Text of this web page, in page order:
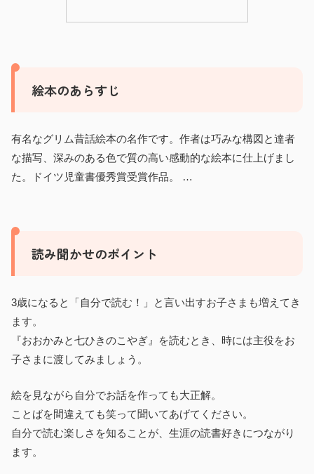
絵本のあらすじ
有名なグリム昔話絵本の名作です。作者は巧みな構図と達者
な描写、深みのある色で質の高い感動的な絵本に仕上げまし
た。ドイツ児童書優秀賞受賞作品。 …
読み聞かせのポイント
3歳になると「自分で読む！」と言い出すお子さまも増えてき
ます。
『おおかみと七ひきのこやぎ』を読むとき、時には主役をお
子さまに渡してみましょう。
絵を見ながら自分でお話を作っても大正解。
ことばを間違えても笑って聞いてあげてください。
自分で読む楽しさを知ることが、生涯の読書好きにつながり
ます。